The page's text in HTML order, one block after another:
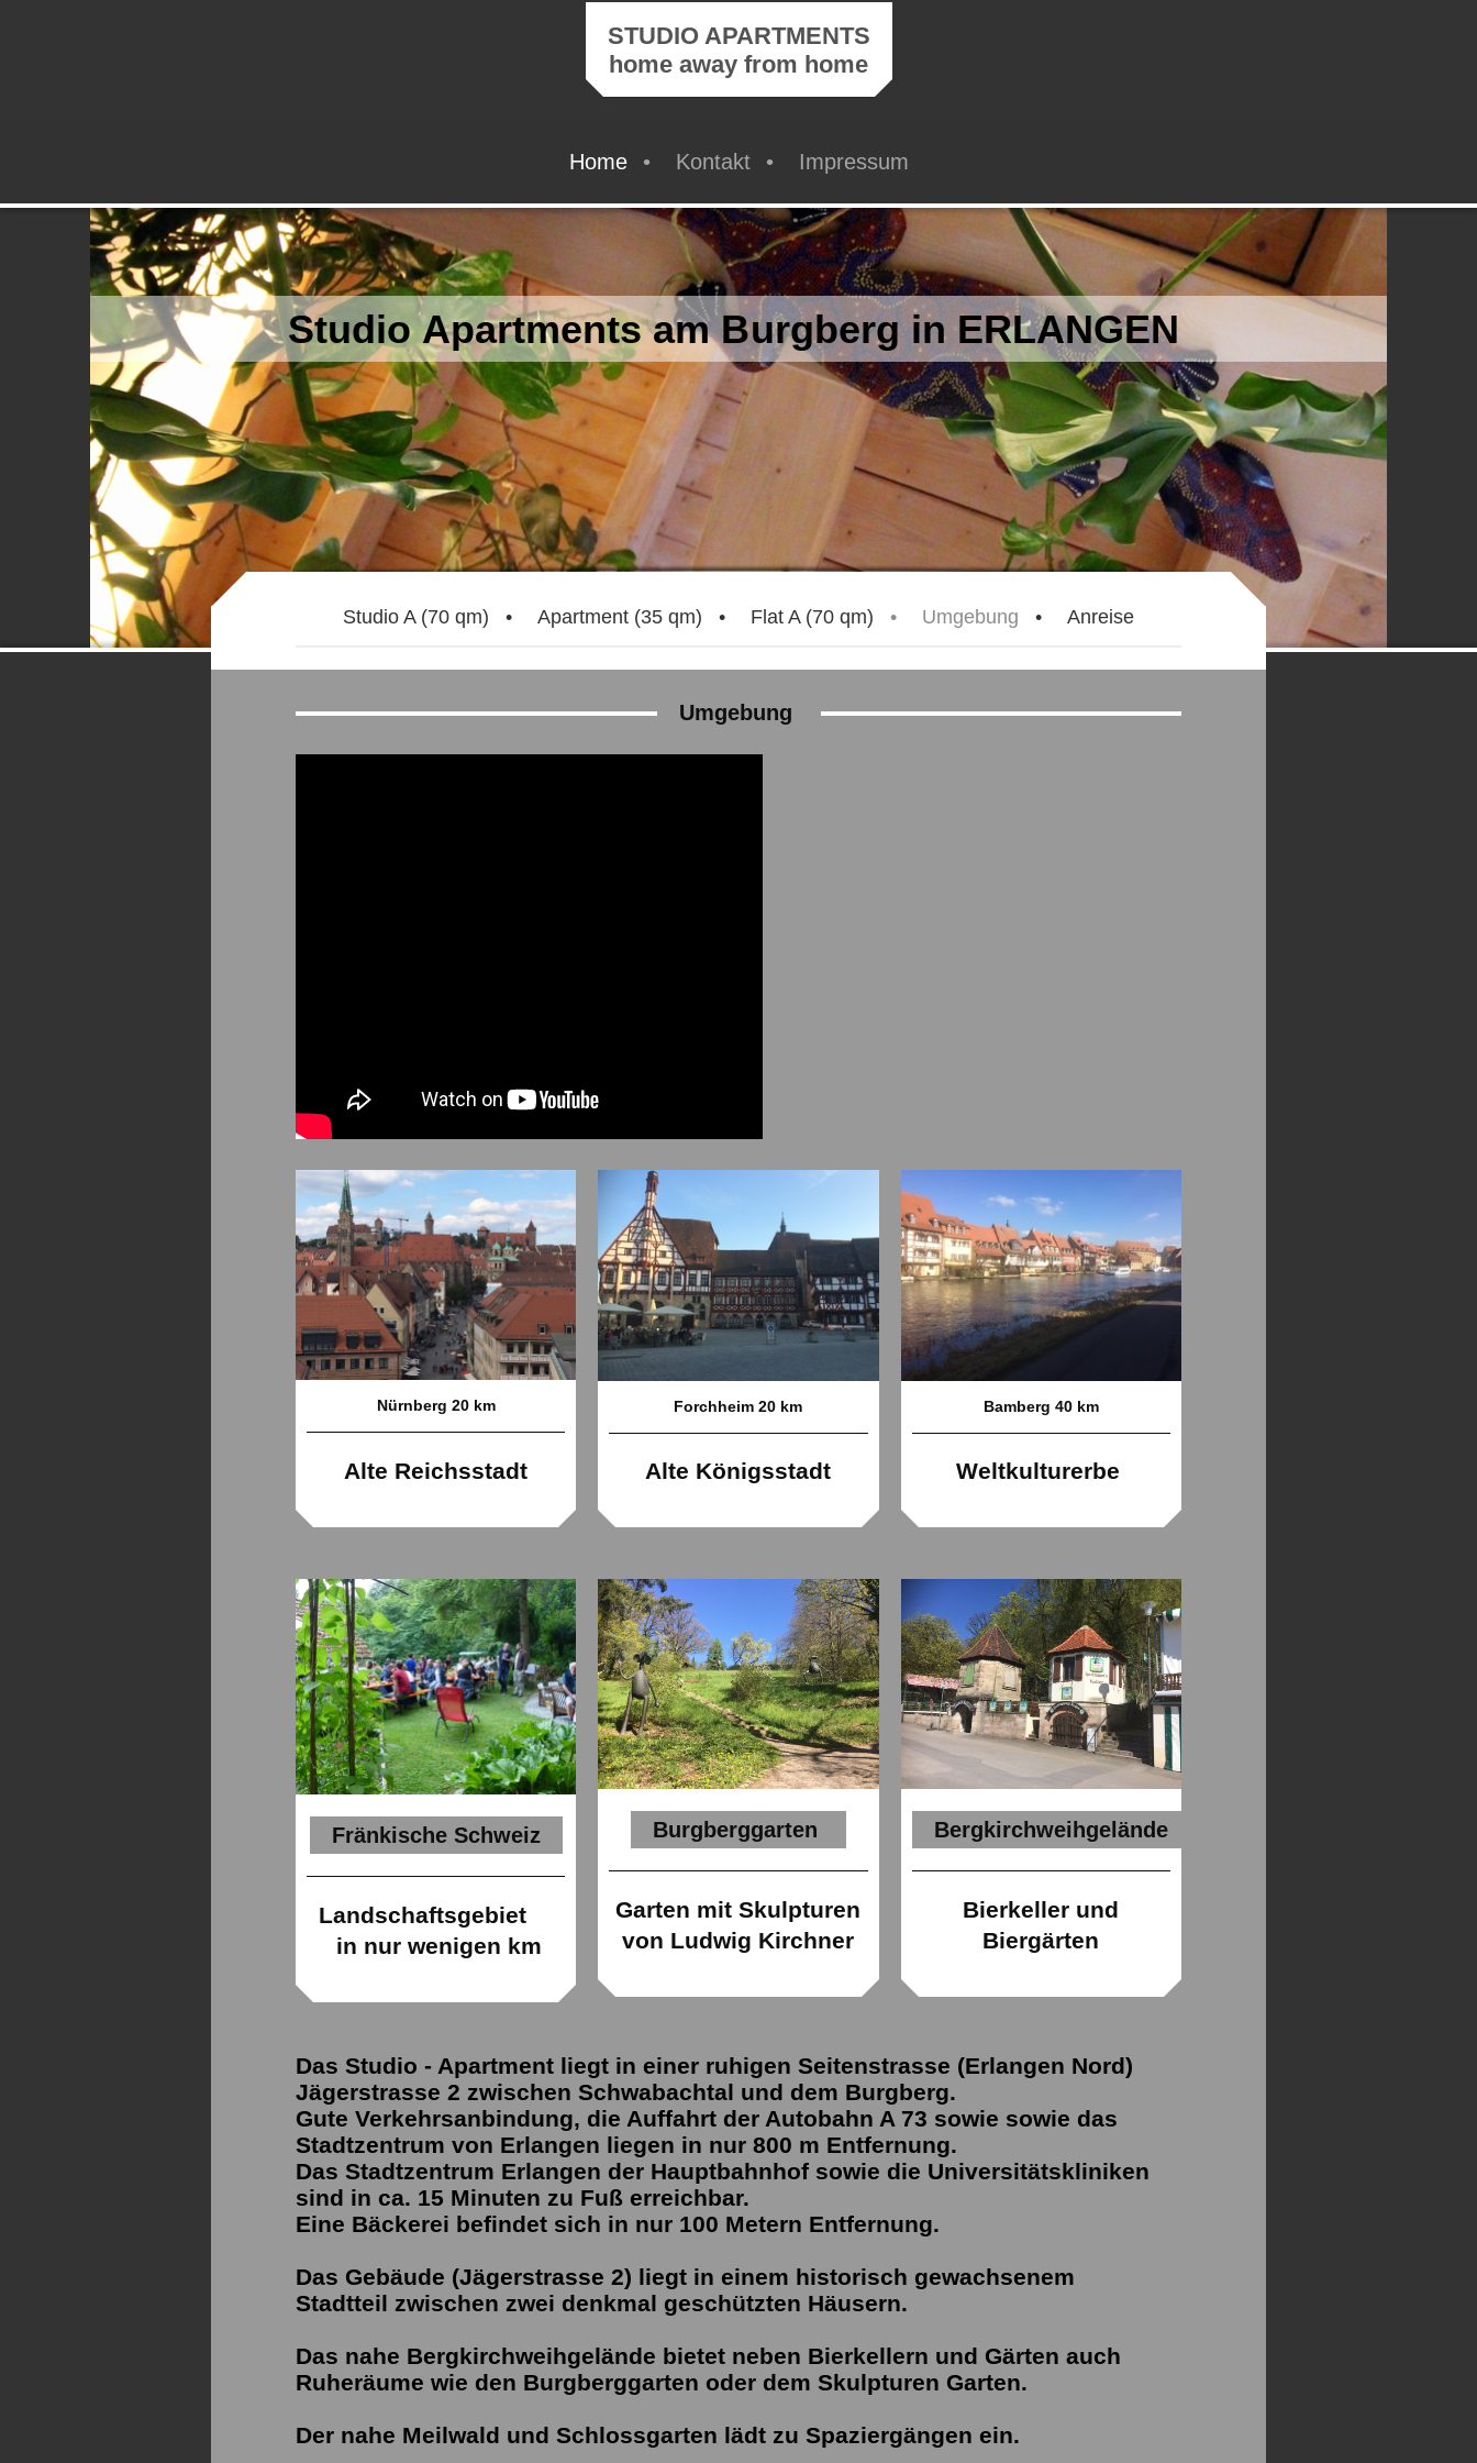
STUDIO APARTMENTS
home away from home
Home Kontakt Impressum
Studio Apartments am Burgberg in ERLANGEN
Studio A (70 qm) Apartment (35 qm) Flat A (70 qm) Umgebung Anreise
Umgebung
Nürnberg 20 km
Alte Reichsstadt
Forchheim 20 km
Alte Königsstadt
Bamberg 40 km
Weltkulturerbe
Fränkische Schweiz
Landschaftsgebiet
in nur wenigen km
Burgberggarten
Garten mit Skulpturen
von Ludwig Kirchner
Bergkirchweihgelände
Bierkeller und
Biergärten
Das Studio - Apartment liegt in einer ruhigen Seitenstrasse (Erlangen Nord)
Jägerstrasse 2 zwischen Schwabachtal und dem Burgberg.
Gute Verkehrsanbindung, die Auffahrt der Autobahn A 73 sowie sowie das
Stadtzentrum von Erlangen liegen in nur 800 m Entfernung.
Das Stadtzentrum Erlangen der Hauptbahnhof sowie die Universitätskliniken
sind in ca. 15 Minuten zu Fuß erreichbar.
Eine Bäckerei befindet sich in nur 100 Metern Entfernung.
Das Gebäude (Jägerstrasse 2) liegt in einem historisch gewachsenem
Stadtteil zwischen zwei denkmal geschützten Häusern.
Das nahe Bergkirchweihgelände bietet neben Bierkellern und Gärten auch
Ruheräume wie den Burgberggarten oder dem Skulpturen Garten.
Der nahe Meilwald und Schlossgarten lädt zu Spaziergängen ein.